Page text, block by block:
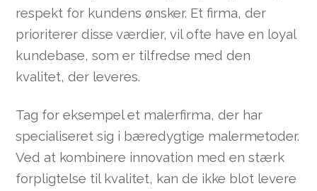
respekt for kundens ønsker. Et firma, der
prioriterer disse værdier, vil ofte have en loyal
kundebase, som er tilfredse med den
kvalitet, der leveres.
Tag for eksempel et malerfirma, der har
specialiseret sig i bæredygtige malermetoder.
Ved at kombinere innovation med en stærk
forpligtelse til kvalitet, kan de ikke blot levere